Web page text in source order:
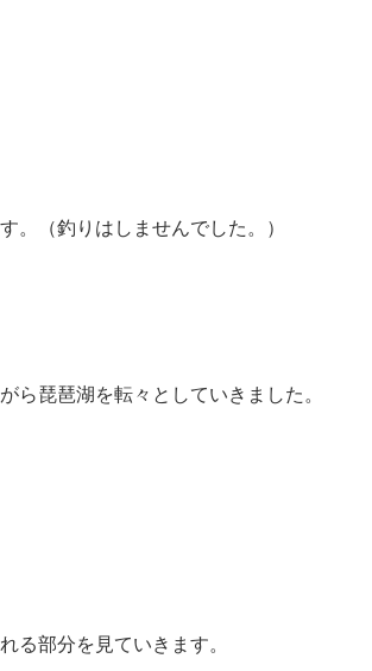
。（釣りはしませんでした。）
ら琵琶湖を転々としていきました。
る部分を見ていきます。